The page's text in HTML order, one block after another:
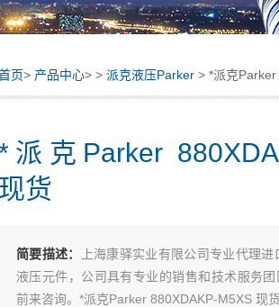
页> 产品中心> > 派克液压Parker > *派克
派克Parker
现货
简要描述：
上海康驿实业有限公司专业代理进
液压元件，公司具有专业的销售和技术服务
前来咨询。*派克Parker 880XDAKP-M5XS 现货